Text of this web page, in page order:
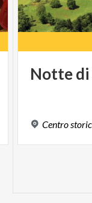
Nottedi
Centro